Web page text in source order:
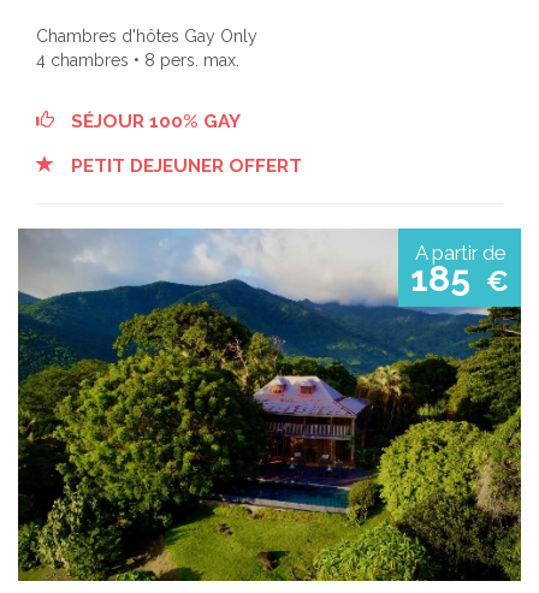
Chambres d'hôtes Gay Only
4 chambres • 8 pers. max.
SÉJOUR 100% GAY
PETIT DEJEUNER OFFERT
A partir de
185 €